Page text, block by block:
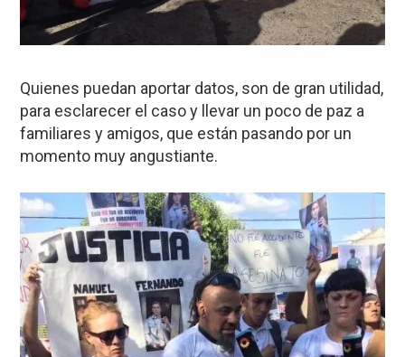
Quienes puedan aportar datos, son de gran utilidad,
para esclarecer el caso y llevar un poco de paz a
familiares y amigos, que están pasando por un
momento muy angustiante.